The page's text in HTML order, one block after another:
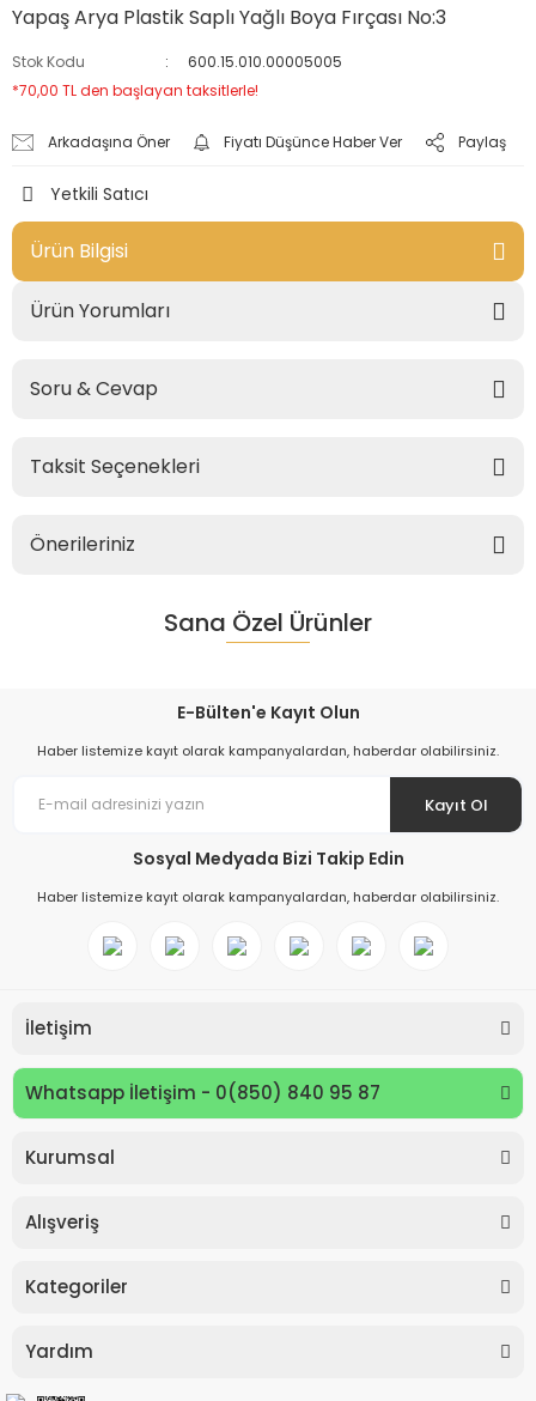
Yapaş Arya Plastik Saplı Yağlı Boya Fırçası No:3
Stok Kodu
600.15.010.00005005
*70,00 TL den başlayan taksitlerle!
Arkadaşına Öner Fiyatı Düşünce Haber Ver Paylaş
Yetkili Satıcı
Ürün Bilgisi
Ürün Yorumları
Soru & Cevap
Taksit Seçenekleri
Önerileriniz
Sana Özel Ürünler
E-Bülten'e Kayıt Olun
Haber listemize kayıt olarak kampanyalardan, haberdar olabilirsiniz.
Kayıt Ol
Sosyal Medyada Bizi Takip Edin
Haber listemize kayıt olarak kampanyalardan, haberdar olabilirsiniz.
İletişim
Whatsapp İletişim - 0(850) 840 95 87
Kurumsal
Alışveriş
Kategoriler
Yardım